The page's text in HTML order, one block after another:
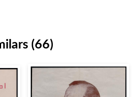
(66)